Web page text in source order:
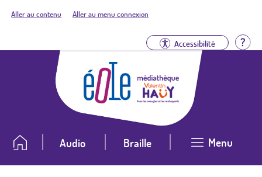
Aller au contenu Aller au menu connexion
Accessibilité
Audio Braille Menu